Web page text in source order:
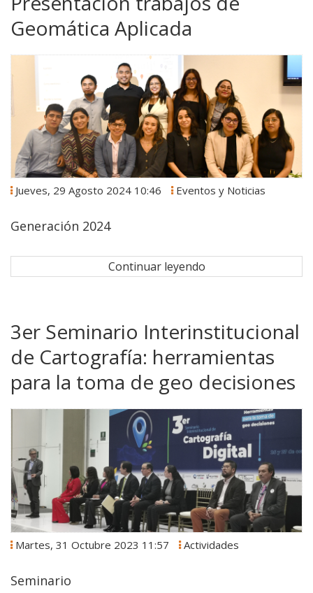
Geomática Aplicada
Jueves, 29 Agosto 2024 10:46 Eventos y Noticias
Generación 2024
Continuar leyendo
3er Seminario Interinstitucional
de Cartografía: herramientas
para la toma de geo decisiones
Martes, 31 Octubre 2023 11:57 Actividades
Seminario